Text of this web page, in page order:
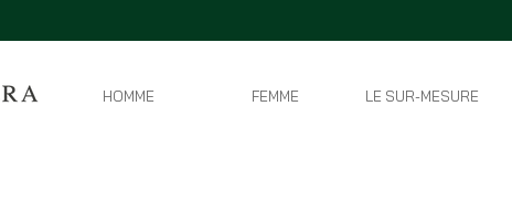
HOMME FEMME LE SUR-MESURE